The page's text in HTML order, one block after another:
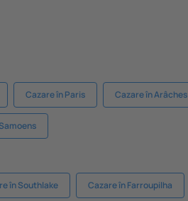
Cazare în Paris Cazare în Arâches
în Southlake Cazare în Farroupilha